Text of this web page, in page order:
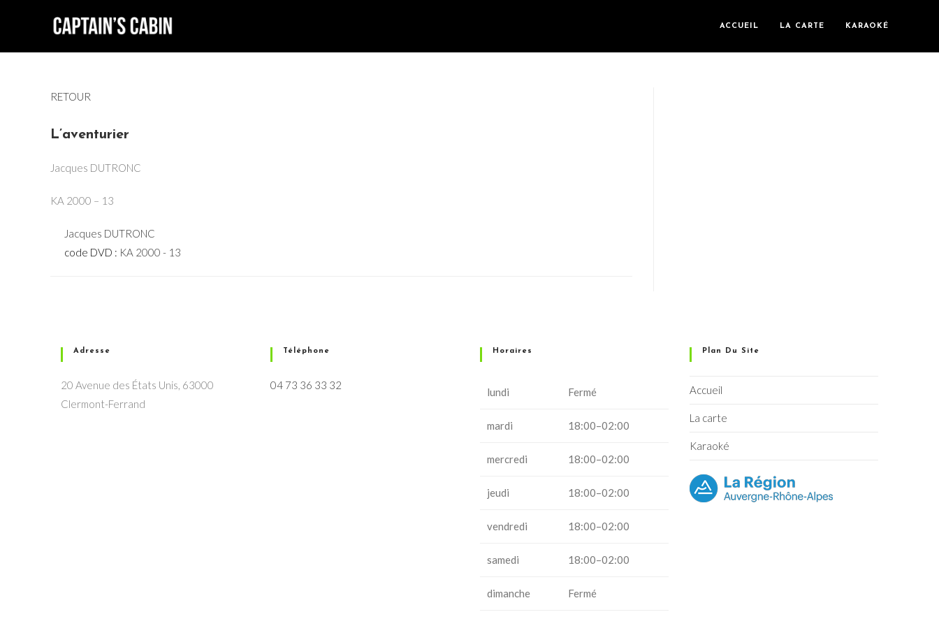
ACCUEIL LA CARTE KARAOKÉ
RETOUR
L’aventurier
Jacques DUTRONC
KA 2000 – 13
Jacques DUTRONC
code DVD : KA 2000 - 13
Adresse
20 Avenue des États Unis, 63000
Clermont-Ferrand
Téléphone
04 73 36 33 32
Horaires
lundi Fermé
mardi 18:00–02:00
mercredi 18:00–02:00
jeudi 18:00–02:00
vendredi 18:00–02:00
samedi 18:00–02:00
dimanche Fermé
Plan Du Site
Accueil
La carte
Karaoké